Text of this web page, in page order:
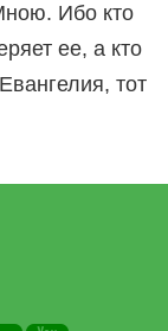
Ибо кто
ее, а кто
тот